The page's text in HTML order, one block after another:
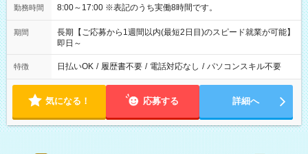
勤務時間 8:00～17:00 ※表記のうち実働8時間です。
期間
長期【ご応募から1週間以内(最短2日目)のスピード就業が可能】
即日～
特徴 日払いOK / 履歴書不要 / 電話対応なし / パソコンスキル不要
気になる！ 応募する 詳細へ